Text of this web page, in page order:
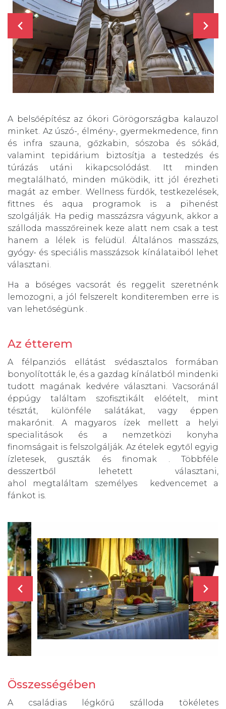
A belsőépítész az ókori Görögországba kalauzol
minket. Az úszó-, élmény-, gyermekmedence, finn
és infra szauna, gőzkabin, sószoba és sókád,
valamint tepidárium biztosítja a testedzés és
túrázás utáni kikapcsolódást. Itt minden
megtalálható, minden működik, itt jól érezheti
magát az ember. Wellness fürdők, testkezelések,
fittnes és aqua programok is a pihenést
szolgálják. Ha pedig masszázsra vágyunk, akkor a
szálloda masszőreinek keze alatt nem csak a test
hanem a lélek is felüdül. Általános masszázs,
gyógy- és speciális masszázsok kínálataiból lehet
választani.
Ha a bőséges vacsorát és reggelit szeretnénk
lemozogni, a jól felszerelt konditeremben erre is
van lehetőségünk .
Az étterem
A félpanziós ellátást svédasztalos formában
bonyolították le, és a gazdag kínálatból mindenki
tudott magának kedvére választani. Vacsoránál
éppúgy találtam szofisztikált előételt, mint
tésztát, különféle salátákat, vagy éppen
makarónit. A magyaros ízek mellett a helyi
specialitások és a nemzetközi konyha
finomságait is felszolgálják. Az ételek egytől egyig
ízletesek, guszták és finomak . Többféle
desszertből lehetett választani,
ahol megtaláltam személyes kedvencemet a
fánkot is.
Összességében
A családias légkőrű szálloda tökéletes